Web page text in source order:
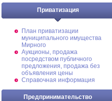
Приватизация
План приватизации
муниципального имущества
Мирного
Аукционы, продажа
посредством публичного
предложения, продажа без
объявления цены
Справочная информация
Предпринимательство